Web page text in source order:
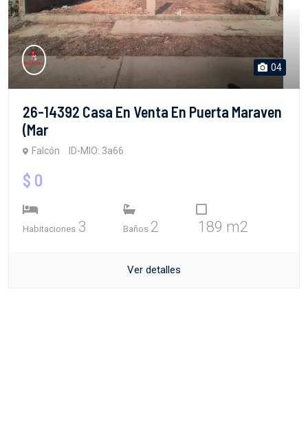
04
26-14392 Casa En Venta En Puerta Maraven
(Mar
Falcón ID-MIO: 3a66
$ 0
Habitaciones 3 Baños 2 189 m2
Ver detalles